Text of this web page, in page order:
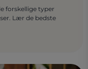
forskellige typer
Lær de bedste